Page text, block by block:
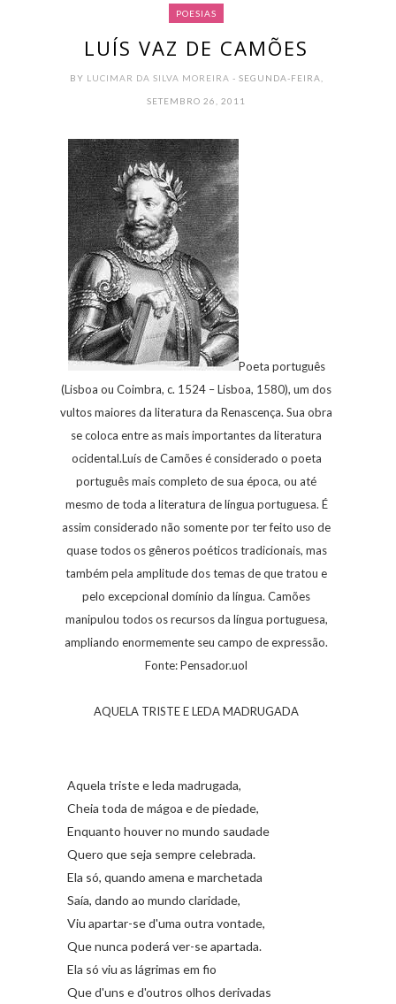
POESIAS
LUÍS VAZ DE CAMÕES
BY LUCIMAR DA SILVA MOREIRA - SEGUNDA-FEIRA,
SETEMBRO 26, 2011
Poeta português
(Lisboa ou Coimbra, c. 1524 – Lisboa, 1580), um dos
vultos maiores da literatura da Renascença. Sua obra
se coloca entre as mais importantes da literatura
ocidental.Luís de Camões é considerado o poeta
português mais completo de sua época, ou até
mesmo de toda a literatura de língua portuguesa. É
assim considerado não somente por ter feito uso de
quase todos os gêneros poéticos tradicionais, mas
também pela amplitude dos temas de que tratou e
pelo excepcional domínio da língua. Camões
manipulou todos os recursos da língua portuguesa,
ampliando enormemente seu campo de expressão.
Fonte: Pensador.uol
AQUELA TRISTE E LEDA MADRUGADA
Aquela triste e leda madrugada,
Cheia toda de mágoa e de piedade,
Enquanto houver no mundo saudade
Quero que seja sempre celebrada.
Ela só, quando amena e marchetada
Saía, dando ao mundo claridade,
Viu apartar-se d'uma outra vontade,
Que nunca poderá ver-se apartada.
Ela só viu as lágrimas em fio
Que d'uns e d'outros olhos derivadas